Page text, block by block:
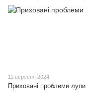
11 вересня 2024
Приховані проблеми лупи